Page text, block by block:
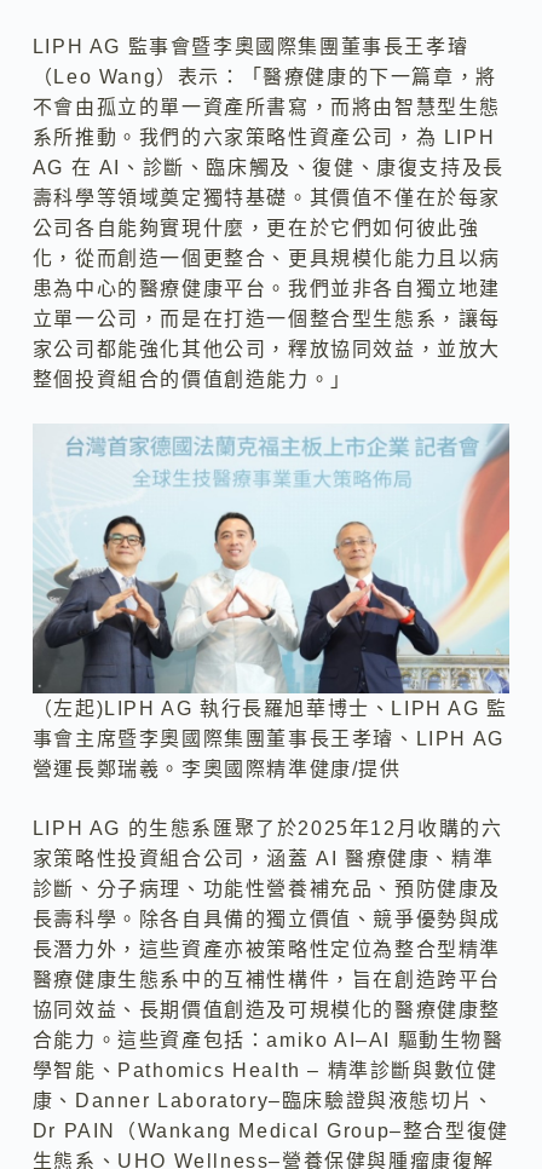
LIPH AG 監事會暨李奧國際集團董事長王孝璿
（Leo Wang）表示：「醫療健康的下一篇章，將
不會由孤立的單一資產所書寫，而將由智慧型生態
系所推動。我們的六家策略性資產公司，為 LIPH
AG 在 AI、診斷、臨床觸及、復健、康復支持及長
壽科學等領域奠定獨特基礎。其價值不僅在於每家
公司各自能夠實現什麼，更在於它們如何彼此強
化，從而創造一個更整合、更具規模化能力且以病
患為中心的醫療健康平台。我們並非各自獨立地建
立單一公司，而是在打造一個整合型生態系，讓每
家公司都能強化其他公司，釋放協同效益，並放大
整個投資組合的價值創造能力。」
（左起)LIPH AG 執行長羅旭華博士、LIPH AG 監
事會主席暨李奧國際集團董事長王孝璿、LIPH AG
營運長鄭瑞羲。李奧國際精準健康/提供
LIPH AG 的生態系匯聚了於2025年12月收購的六
家策略性投資組合公司，涵蓋 AI 醫療健康、精準
診斷、分子病理、功能性營養補充品、預防健康及
長壽科學。除各自具備的獨立價值、競爭優勢與成
長潛力外，這些資產亦被策略性定位為整合型精準
醫療健康生態系中的互補性構件，旨在創造跨平台
協同效益、長期價值創造及可規模化的醫療健康整
合能力。這些資產包括：amiko AI–AI 驅動生物醫
學智能、Pathomics Health – 精準診斷與數位健
康、Danner Laboratory–臨床驗證與液態切片、
Dr PAIN（Wankang Medical Group–整合型復健
生態系、UHO Wellness–營養保健與腫瘤康復解